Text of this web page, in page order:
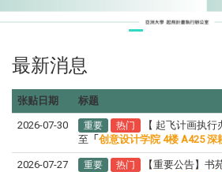
最新消息
张贴日期 标题
2026-07-30 重要 热门
【 起飞计画执
至 「 创意设计学院 4楼 A425 深
2026-07-27 重要 热门
【重要公告】书